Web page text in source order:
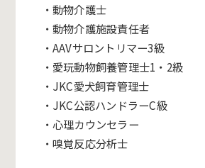
・動物介護士
・動物介護施設責任者
・AAVサロントリマー3級
・愛玩動物飼養管理士1・2級
・JKC愛犬飼育管理士
・JKC公認ハンドラーC級
・心理カウンセラー
・ 嗅覚反応分析士